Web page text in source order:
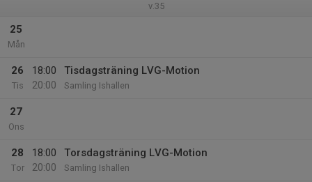
v.35
25
Mån
26
Tis
18:00
20:00
Tisdagsträning LVG-Motion
Samling Ishallen
27
Ons
28
Tor
18:00
20:00
Torsdagsträning LVG-Motion
Samling Ishallen